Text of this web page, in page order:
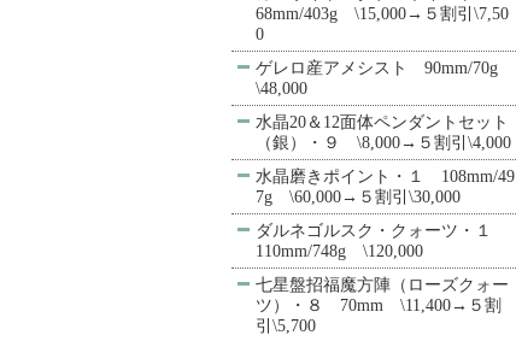
68mm/403g \15,000→５割引\7,50
0
ゲレロ産アメシスト 90mm/70g
\48,000
水晶20＆12面体ペンダントセット
（銀）・９ \8,000→５割引\4,000
水晶磨きポイント・１ 108mm/49
7g \60,000→５割引\30,000
ダルネゴルスク・クォーツ・１
110mm/748g \120,000
七星盤招福魔方陣（ローズクォー
ツ）・８ 70mm \11,400→５割
引\5,700